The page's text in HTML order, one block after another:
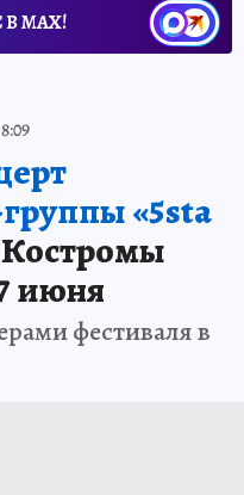
В МАХ!
«5sta
июня
фестиваля в